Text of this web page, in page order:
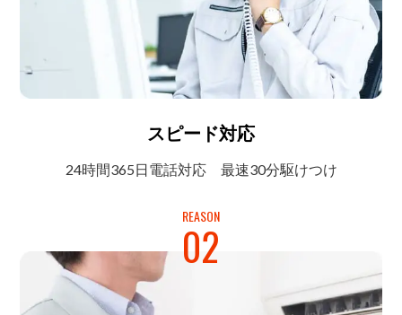
スピード対応
24時間365日電話対応 最速30分駆けつけ
REASON
02